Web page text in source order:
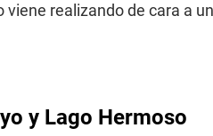
realizando de cara a
y Lago Hermoso